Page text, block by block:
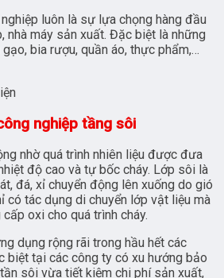
luôn là sự lựa chọng hàng đầu
nhà máy sản xuất. Đặc biệt là những
bia rượu, quần áo, thực phẩm,…
nghiệp tầng sôi
nhờ quá trình nhiên liệu được đưa
độ cao và tự bốc cháy. Lớp sôi là
đá, xỉ chuyển động lên xuống do gió
có tác dụng di chuyển lớp vật liệu mà
oxi cho quá trình cháy.
dụng rộng rãi trong hầu hết các
biệt tại các công ty có xu hướng bảo
sôi vừa tiết kiệm chi phí sản xuất,